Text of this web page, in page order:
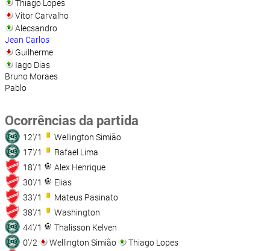
Thiago Lopes
Vitor Carvalho
Alecsandro
Jean Carlos
Guilherme
Iago Dias
Bruno Moraes
Pablo
Ocorrências da partida
12'/1
Wellington Simião
17'/1
Rafael Lima
18'/1
Alex Henrique
30'/1
Elias
33'/1
Mateus Pasinato
38'/1
Washington
44'/1
Thalisson Kelven
0'/2
Wellington Simião
Thiago Lopes